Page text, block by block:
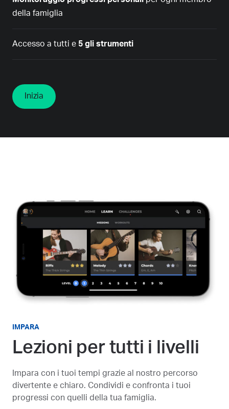
della famiglia
Accesso a tutti e 5 gli strumenti
Inizia
IMPARA
Lezioni per tutti i livelli
Impara con i tuoi tempi grazie al nostro percorso
divertente e chiaro. Condividi e confronta i tuoi
progressi con quelli della tua famiglia.